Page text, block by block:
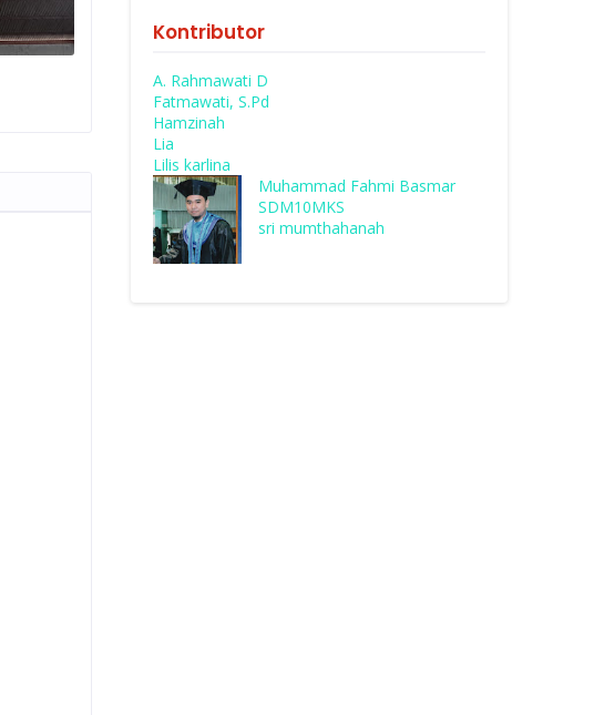
Kontributor
A. Rahmawati D
Fatmawati, S.Pd
Hamzinah
Lia
Lilis karlina
Muhammad Fahmi Basmar
SDM10MKS
sri mumthahanah